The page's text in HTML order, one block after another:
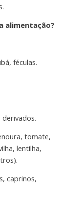
alimentação?
féculas.
derivados.
tomate,
lentilha,
caprinos,